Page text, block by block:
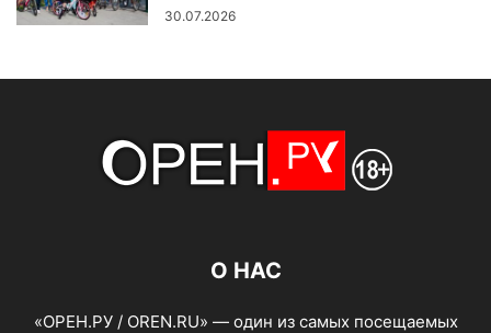
30.07.2026
О НАС
«ОРЕН.РУ / OREN.RU» — один из самых посещаемых